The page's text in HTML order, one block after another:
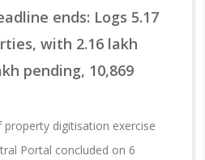
ends: Logs 5.17
with 2.16 lakh
pending, 10,869
property digitisation exercise
Portal concluded on 6